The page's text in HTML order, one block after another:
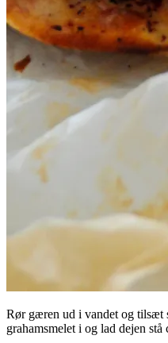
Rør gæren ud i vandet og tilsæt
grahamsmelet i og lad dejen stå